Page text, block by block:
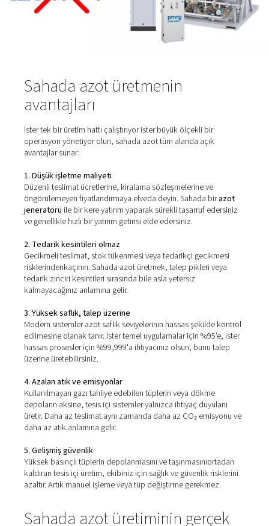
Sahada azot üretmenin
avantajları
İster tek bir üretim hattı çalıştırıyor ister büyük ölçekli bir
operasyon yönetiyor olun, sahada azot tüm alanda açık
avantajlar sunar:
1. Düşük işletme maliyeti
Düzenli teslimat ücretlerine, kiralama sözleşmelerine ve
öngörülemeyen fiyatlandırmaya elveda deyin. Sahada
jeneratörüile bir kere yatırım yaparak sürekli tasarruf
ve genellikle hızlı bir yatırım getirisi elde edersiniz.
2. Tedarik kesintileri olmaz
Gecikmeli teslimat, stok tükenmesi veya tedarikçi
risklerindenkaçının. Sahada azot üretmek, talep pikleri
tedarik zinciri kesintileri sırasında bile asla yetersiz